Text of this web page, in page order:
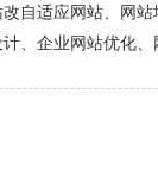
自适应网站、网
、企业网站优化